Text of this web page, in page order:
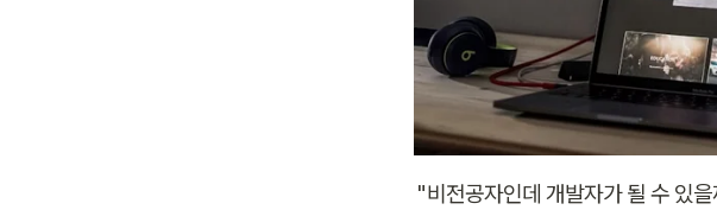
"비전공자인데 개발자가 될 수 있